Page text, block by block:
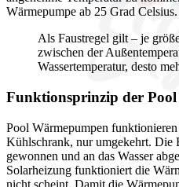
Wärmepumpe ab 25 Grad Celsius.
Als Faustregel gilt – je
zwischen der
Wassertemperatur, desto
Funktionsprinzip der
Pool Wärmepumpen
Kühlschrank, nur umgekehrt. Die
gewonnen und an das Wasser
Solarheizung funktioniert die
nicht scheint. Damit die